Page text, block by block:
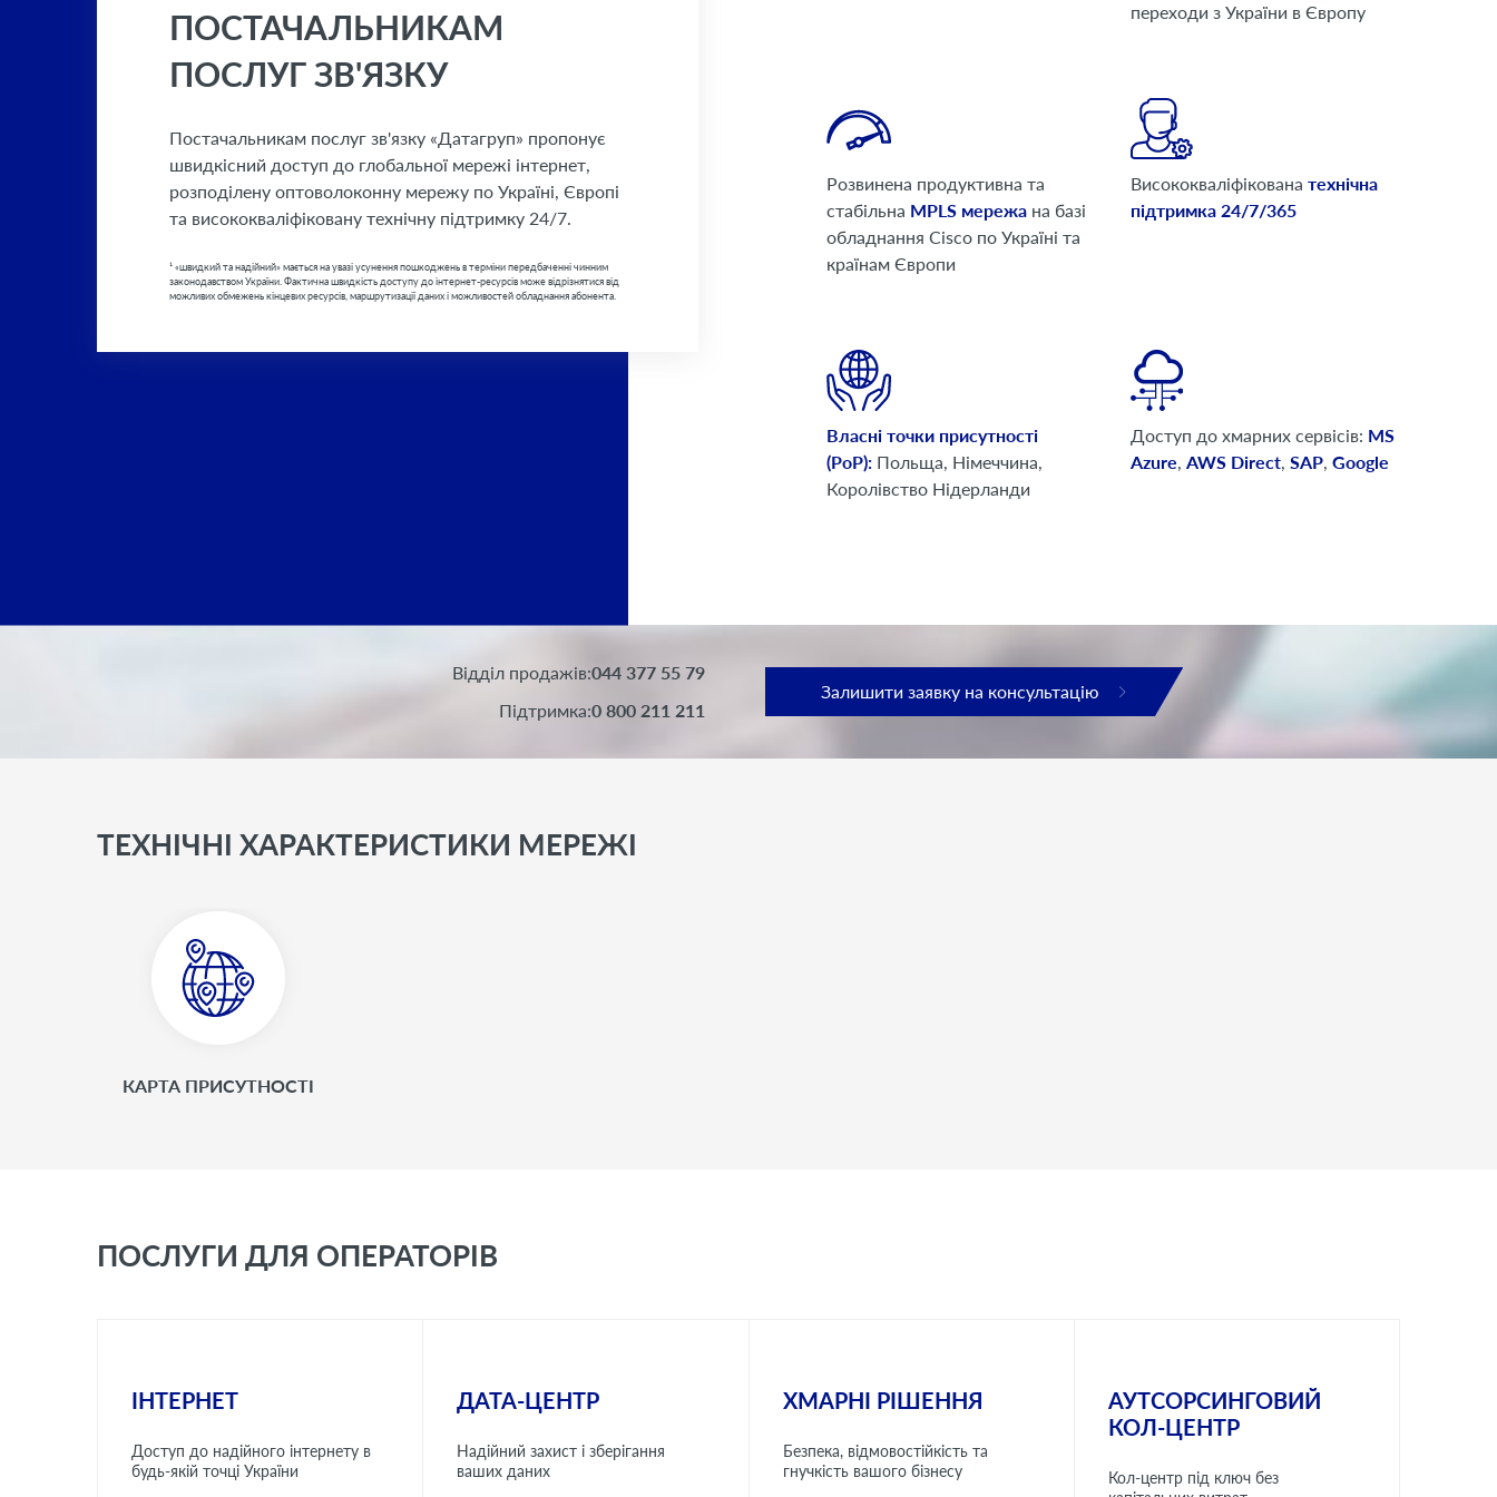
ПОСТАЧАЛЬНИКАМ
ПОСЛУГ ЗВ'ЯЗКУ
Постачальникам послуг зв'язку «Датагруп» пропонує
швидкісний доступ до глобальної мережі інтернет,
розподілену оптоволоконну мережу по Україні, Європі
та висококваліфіковану технічну підтримку 24/7.
¹ «швидкий та надійний» мається на увазі усунення пошкоджень в терміни передбаченні чинним
законодавством України. Фактична швидкість доступу до інтернет-ресурсів може відрізнятися від
можливих обмежень кінцевих ресурсів, маршрутизації даних і можливостей обладнання абонента.
переходи з України в Європу
Розвинена продуктивна та
стабільна MPLS мережа на базі
обладнання Cisco по Україні та
країнам Європи
Висококваліфікована технічна
підтримка 24/7/365
Власні точки присутності
(PoP): Польща, Німеччина,
Королівство Нідерланди
Доступ до хмарних сервісів: MS
Azure, AWS Direct, SAP, Google
Вiддiл продажів:044 377 55 79
Підтримка:0 800 211 211
Залишити заявку на консультацію
ТЕХНIЧНI ХАРАКТЕРИСТИКИ МЕРЕЖI
КАРТА ПРИСУТНОСТІ
ПОСЛУГИ ДЛЯ ОПЕРАТОРІВ
ІНТЕРНЕТ
Доступ до надійного інтернету в
будь-якій точці України
ДАТА-ЦЕНТР
Надійний захист і зберігання
ваших даних
ХМАРНІ РІШЕННЯ
Безпека, відмовостійкість та
гнучкість вашого бізнесу
АУТСОРСИНГОВИЙ
КОЛ-ЦЕНТР
Кол-центр під ключ без